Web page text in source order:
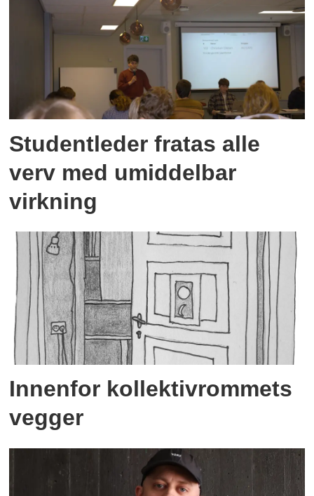
Studentleder fratas alle
verv med umiddelbar
virkning
Innenfor kollektivrommets
vegger